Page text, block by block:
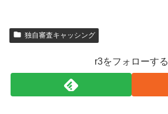
独自審査キャッシング
r3をフォローする